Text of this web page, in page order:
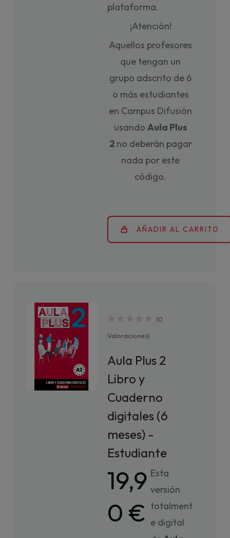
plataforma.
¡Atención!
Aquellos profesores
que tengan un
grupo adscrito de 6
o más estudiantes
en Campus Difusión
usando Aula Plus
2 no deberán pagar
nada por este
código.
AÑADIR AL CARRITO
(0
Valoraciones)
Aula Plus 2
Libro y
Cuaderno
digitales (6
meses) -
Estudiante
19,9
0 €
Esta
versión
totalment
e digital